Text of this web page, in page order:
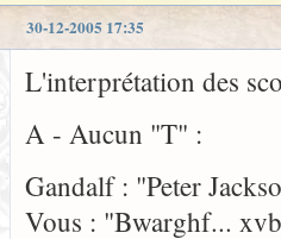
30-12-2005 17:35
L'interprétation des
A - Aucun "T" :
Gandalf : "Peter
Vous : "Bwarghf...